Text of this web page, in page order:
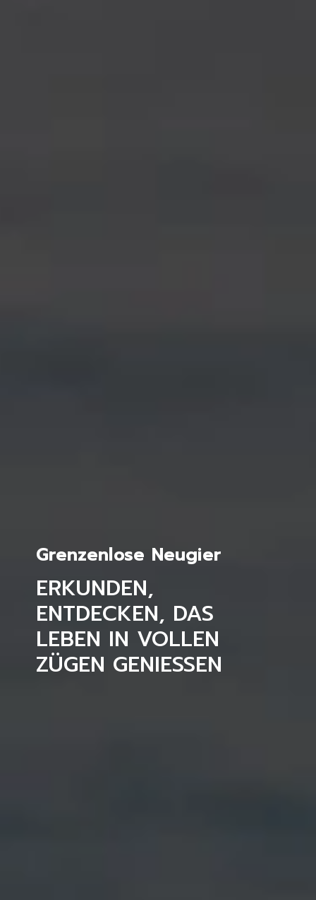
Grenzenlose Neugier
ERKUNDEN,
ENTDECKEN, DAS
LEBEN IN VOLLEN
ZÜGEN GENIESSEN